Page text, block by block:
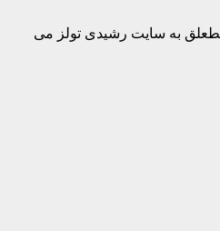
به سایت رشیدی تولز می